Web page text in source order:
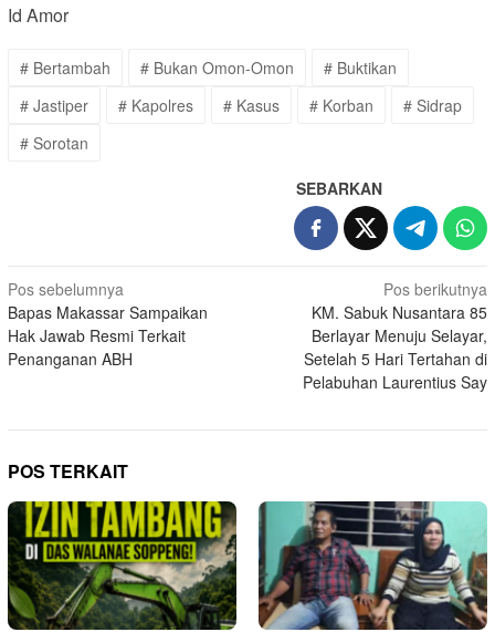
Id Amor
# Bertambah # Bukan Omon-Omon
# Buktikan
# Jastiper
# Kapolres # Kasus # Korban
# Sidrap
# Sorotan
SEBARKAN
Navigasi
pos
Pos sebelumnya
Bapas Makassar Sampaikan
Hak Jawab Resmi Terkait
Penanganan ABH
Pos berikutnya
KM. Sabuk Nusantara 85
Berlayar Menuju Selayar,
Setelah 5 Hari Tertahan di
Pelabuhan Laurentius Say
POS TERKAIT